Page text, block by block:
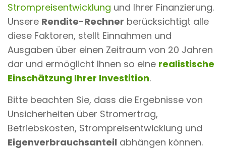
Strompreisentwicklung und Ihrer Finanzierung.
Unsere Rendite-Rechner berücksichtigt alle
diese Faktoren, stellt Einnahmen und
Ausgaben über einen Zeitraum von 20 Jahren
dar und ermöglicht Ihnen so eine realistische
Einschätzung Ihrer Investition.
Bitte beachten Sie, dass die Ergebnisse von
Unsicherheiten über Stromertrag,
Betriebskosten, Strompreisentwicklung und
Eigenverbrauchsanteil abhängen können.